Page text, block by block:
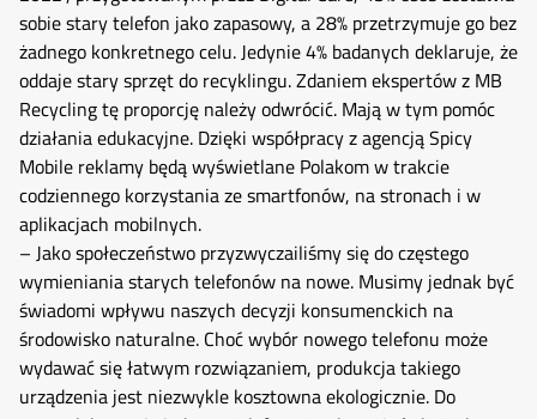
sobie stary telefon jako zapasowy, a 28% przetrzymuje go bez
żadnego konkretnego celu. Jedynie 4% badanych deklaruje, że
oddaje stary sprzęt do recyklingu. Zdaniem ekspertów z MB
Recycling tę proporcję należy odwrócić. Mają w tym pomóc
działania edukacyjne. Dzięki współpracy z agencją Spicy
Mobile reklamy będą wyświetlane Polakom w trakcie
codziennego korzystania ze smartfonów, na stronach i w
aplikacjach mobilnych.
– Jako społeczeństwo przyzwyczailiśmy się do częstego
wymieniania starych telefonów na nowe. Musimy jednak być
świadomi wpływu naszych decyzji konsumenckich na
środowisko naturalne. Choć wybór nowego telefonu może
wydawać się łatwym rozwiązaniem, produkcja takiego
urządzenia jest niezwykle kosztowna ekologicznie. Do